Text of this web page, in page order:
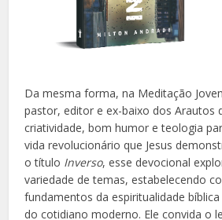
Da mesma forma, na Meditação
pastor, editor e ex-baixo dos Arautos
criatividade, bom humor e teologia
vida revolucionário que Jesus
o título Inverso, esse devocional
variedade de temas, estabelecendo
fundamentos da espiritualidade
do cotidiano moderno. Ele convida o